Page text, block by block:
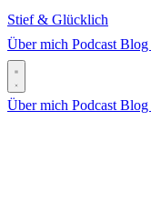
Stief & Glücklich
Über mich Podcast Blog
Über mich Podcast Blog